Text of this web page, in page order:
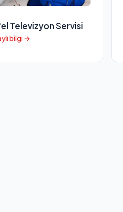
Televizyon Servisi
bilgi →